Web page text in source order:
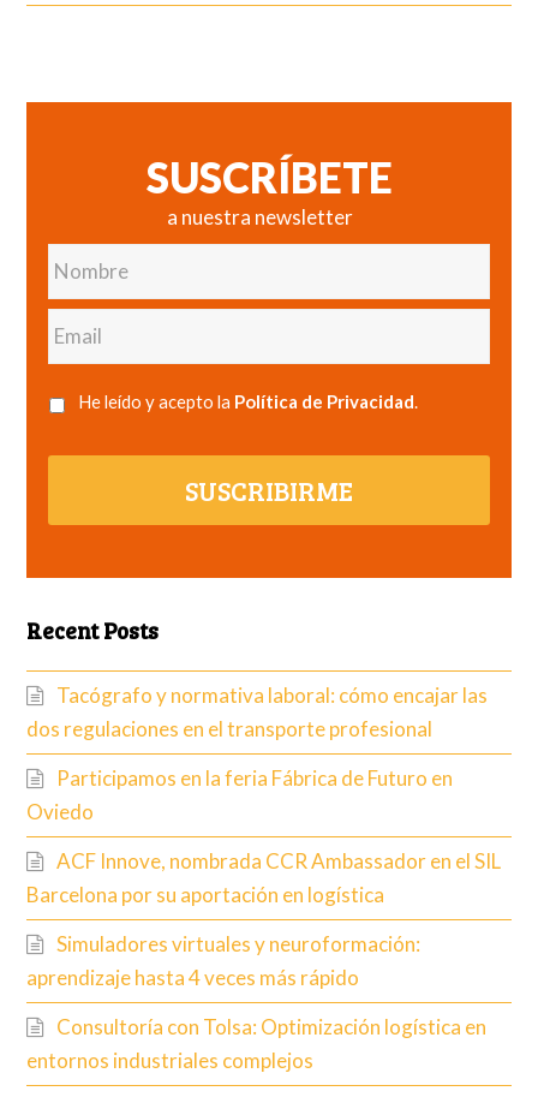
SUSCRÍBETE
a nuestra newsletter
Nombre
Email
He leído y acepto la Política de Privacidad.
SUSCRIBIRME
Recent Posts
Tacógrafo y normativa laboral: cómo encajar las
dos regulaciones en el transporte profesional
Participamos en la feria Fábrica de Futuro en
Oviedo
ACF Innove, nombrada CCR Ambassador en el SIL
Barcelona por su aportación en logística
Simuladores virtuales y neuroformación:
aprendizaje hasta 4 veces más rápido
Consultoría con Tolsa: Optimización logística en
entornos industriales complejos